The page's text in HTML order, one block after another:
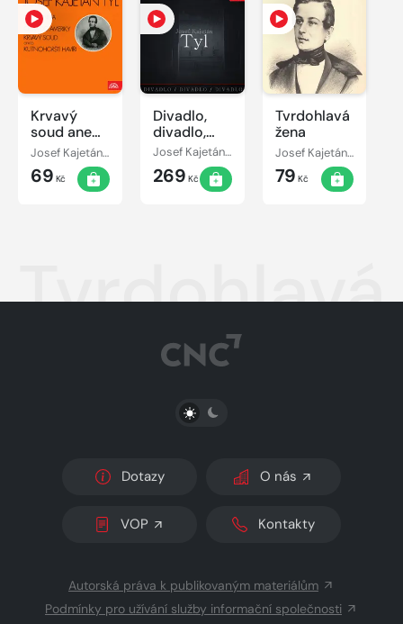
Krvavý
soud aneb
Kutnohorští
havíři, Lesní
panna aneb
Cesta do
Josef Kajetán Tyl
69 Kč
Divadlo,
divadlo,
divadlo
Josef
Kajetán Tyl
Josef Kajetán Tyl
269 Kč
Tvrdohlavá
žena
Josef Kajetán Tyl
79 Kč
PŘEPNOUT SVĚTLÝ/TMAVÝ REŽIM
Dotazy O nás
VOP Kontakty
Autorská práva k publikovaným materiálům
Podmínky pro užívání služby informační společnosti